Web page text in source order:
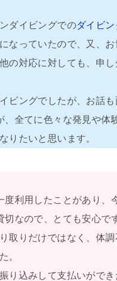
ダイビングでのダイビン
なっていたので、又、お
の対応に対しても、申
ビングでしたが、お話
、全てに色々な発見や体
りたいと思います。
度利用したことがあり、
切なので、とても安心で
取りだけではなく、体
。
り込みして支払いがで